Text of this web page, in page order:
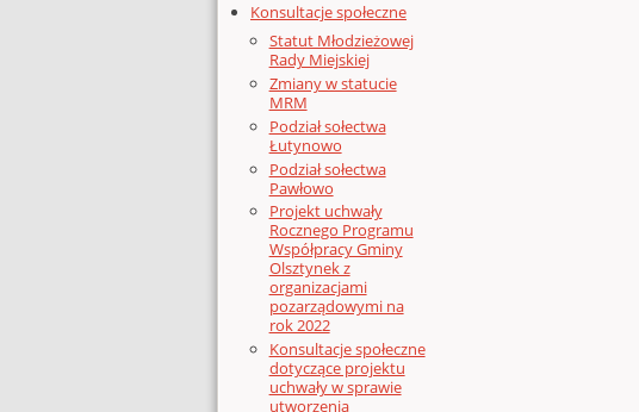
Konsultacje społeczne
Statut Młodzieżowej
Rady Miejskiej
Zmiany w statucie
MRM
Podział sołectwa
Łutynowo
Podział sołectwa
Pawłowo
Projekt uchwały
Rocznego Programu
Współpracy Gminy
Olsztynek z
organizacjami
pozarządowymi na
rok 2022
Konsultacje społeczne
dotyczące projektu
uchwały w sprawie
utworzenia